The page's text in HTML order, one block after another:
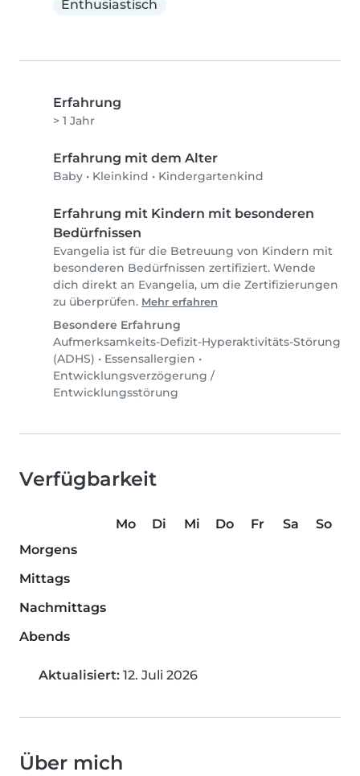
Enthusiastisch
Erfahrung
> 1 Jahr
Erfahrung mit dem Alter
Baby • Kleinkind • Kindergartenkind
Erfahrung mit Kindern mit besonderen
Bedürfnissen
Evangelia ist für die Betreuung von Kindern mit
besonderen Bedürfnissen zertifiziert. Wende
dich direkt an Evangelia, um die Zertifizierungen
zu überprüfen. Mehr erfahren
Besondere Erfahrung
Aufmerksamkeits-Defizit-Hyperaktivitäts-Störung
(ADHS) • Essensallergien •
Entwicklungsverzögerung /
Entwicklungsstörung
Verfügbarkeit
Mo Di Mi Do Fr Sa
So
Morgens
Mittags
Nachmittags
Abends
Aktualisiert: 12. Juli 2026
Über mich